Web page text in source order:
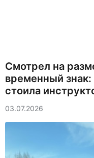
Смотрел на
временный
стоила
03.07.2026